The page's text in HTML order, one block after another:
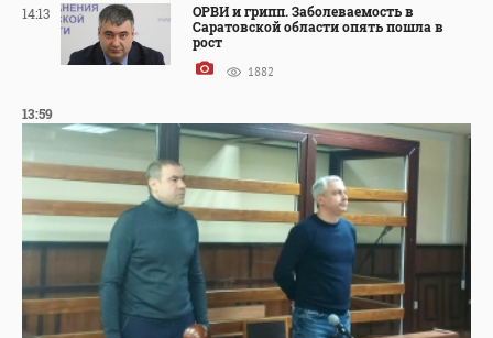
14:13
ОРВИ и грипп. Заболеваемость в
Саратовской области опять пошла в
рост
1882
13:59